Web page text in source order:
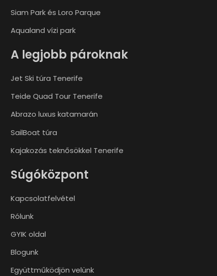
Siam Park és Loro Parque
Aqualand vízi park
A legjobb pároknak
Jet Ski túra Tenerife
Teide Quad Tour Tenerife
Abrazo luxus katamarán
SailBoat túra
Kajakozás teknősökkel Tenerife
Súgóközpont
Kapcsolatfelvétel
Rólunk
GYIK oldal
Blogunk
Együttműködjön velünk